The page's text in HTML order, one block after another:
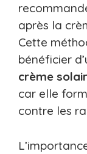
après la
Cette
bénéficier
crème
car elle
contre les